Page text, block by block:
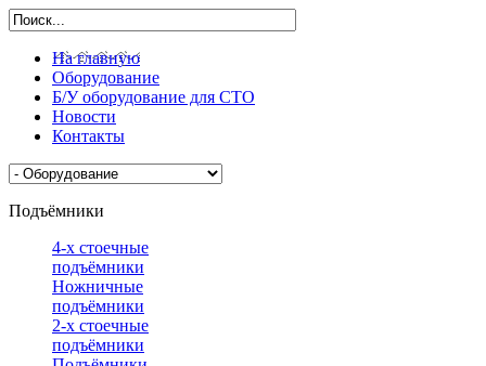
На главную
Оборудование
Б/У оборудование для СТО
Новости
Контакты
Подъёмники
4-х стоечные
подъёмники
Ножничные
подъёмники
2-х стоечные
подъёмники